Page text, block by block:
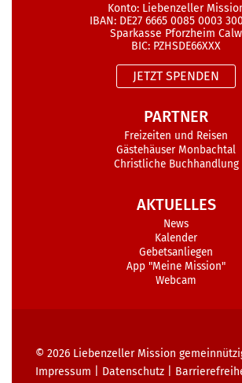
Konto: Liebenzeller
IBAN: DE27 6665 0085 0003
Sparkasse Pforzheim Calw
BIC: PZHSDE66XXX
JETZT SPENDEN
PARTNER
Freizeiten und Reisen
Gästehäuser Monbachtal
Christliche Buchhandlung
AKTUELLES
News
Kalender
Gebetsanliegen
App "Meine Mission"
Webcam
© 2026 Liebenzeller Mission
Impressum
Datenschutz